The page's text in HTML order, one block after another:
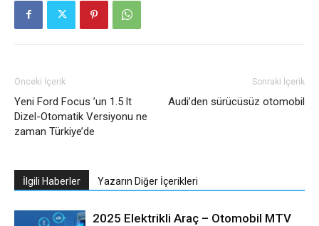
Önceki İçerik
Yeni Ford Focus ’un 1.5 lt
Dizel-Otomatik Versiyonu ne
zaman Türkiye’de
Sonraki İçerik
Audi’den sürücüsüz otomobil
İlgili Haberler Yazarın Diğer İçerikleri
2025 Elektrikli Araç – Otomobil MTV